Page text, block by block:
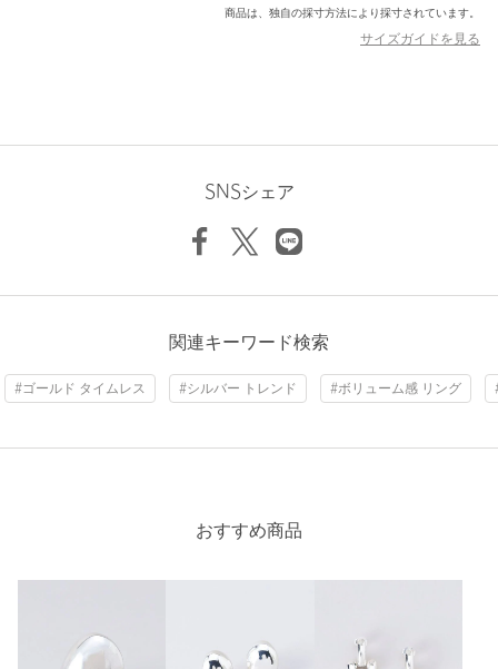
※商品画像は、光の当たり具合やパソコンなどの閲覧環境によ
り、実際の色味と異なって見える場合がございます。あらかじめ
い。
商品詳細
タイプ WOMEN
カテゴリー アクセサリー | リング
商品は、独自の採寸方法により採寸されています。
サイズガイドを見る
SNSシェア
関連キーワード検索
#ゴールド タイムレス #シルバー トレンド #ボリューム感 リング
おすすめ商品